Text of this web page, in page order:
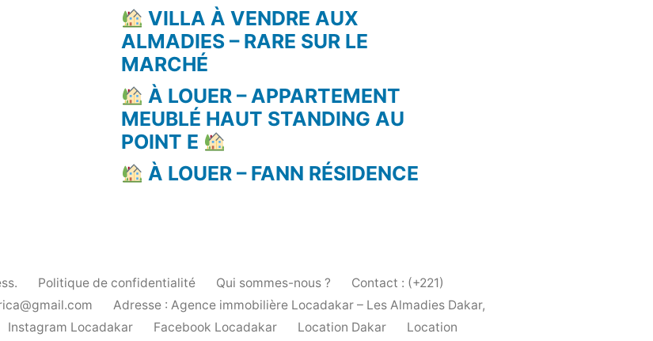
VILLA À VENDRE AUX
ALMADIES – RARE SUR LE
MARCHÉ
À LOUER – APPARTEMENT
MEUBLÉ HAUT STANDING AU
POINT E
À LOUER – FANN RÉSIDENCE
Politique de confidentialité Qui sommes-nous ?
Contact : (+221)
Adresse : Agence immobilière Locadakar – Les Almadies Dakar,
Instagram Locadakar Facebook Locadakar Location Dakar Location